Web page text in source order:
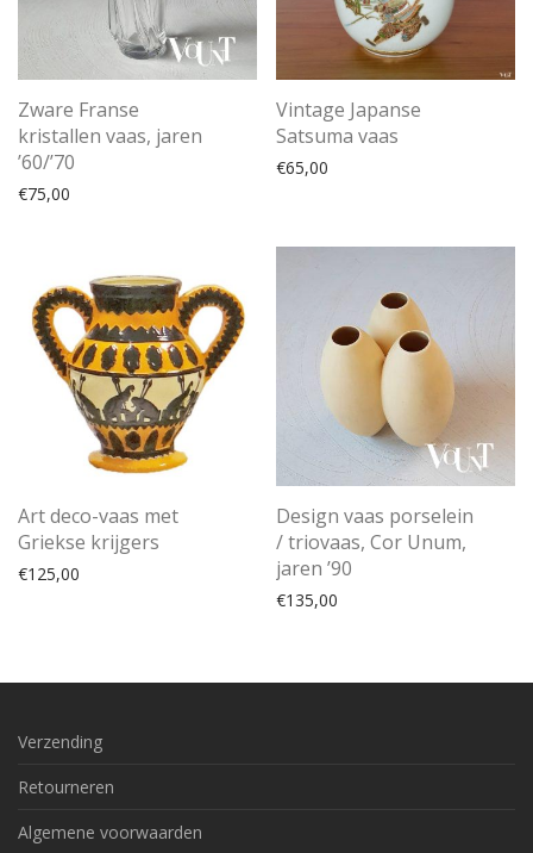
Zware Franse
kristallen vaas, jaren
’60/’70
€75,00
Vintage Japanse
Satsuma vaas
€65,00
Art deco-vaas met
Griekse krijgers
€125,00
Design vaas porselein
/ triovaas, Cor Unum,
jaren ’90
€135,00
Verzending
Retourneren
Algemene voorwaarden